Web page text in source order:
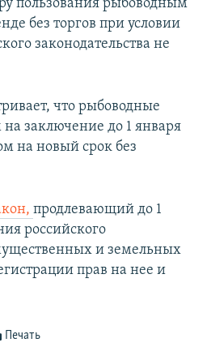
пользования рыбоводным
без торгов при условии
законодательства не
что рыбоводные
заключение до 1 января
на новый срок без
продлевающий до 1
российского
и земельных
прав на нее и
Печать